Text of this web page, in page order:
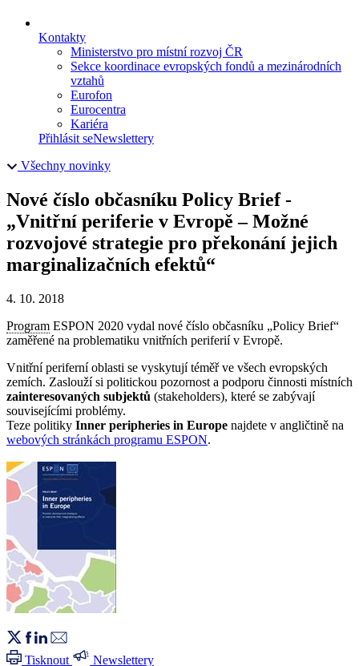
Kontakty
Ministerstvo pro místní rozvoj ČR
Sekce koordinace evropských fondů a mezinárodních
vztahů
Eurofon
Eurocentra
Kariéra
Přihlásit seNewslettery
Všechny novinky
Nové číslo občasníku Policy Brief -
„Vnitřní periferie v Evropě – Možné
rozvojové strategie pro překonání jejich
marginalizačních efektů“
4. 10. 2018
Program ESPON 2020 vydal nové číslo občasníku „Policy Brief“
zaměřené na problematiku vnitřních periferií v Evropě.
Vnitřní periferní oblasti se vyskytují téměř ve všech evropských
zemích. Zaslouží si politickou pozornost a podporu činnosti místních
zainteresovaných subjektů (stakeholders), které se zabývají
souvisejícími problémy.
Teze politiky Inner peripheries in Europe najdete v angličtině na
webových stránkách programu ESPON.
Tisknout Newslettery